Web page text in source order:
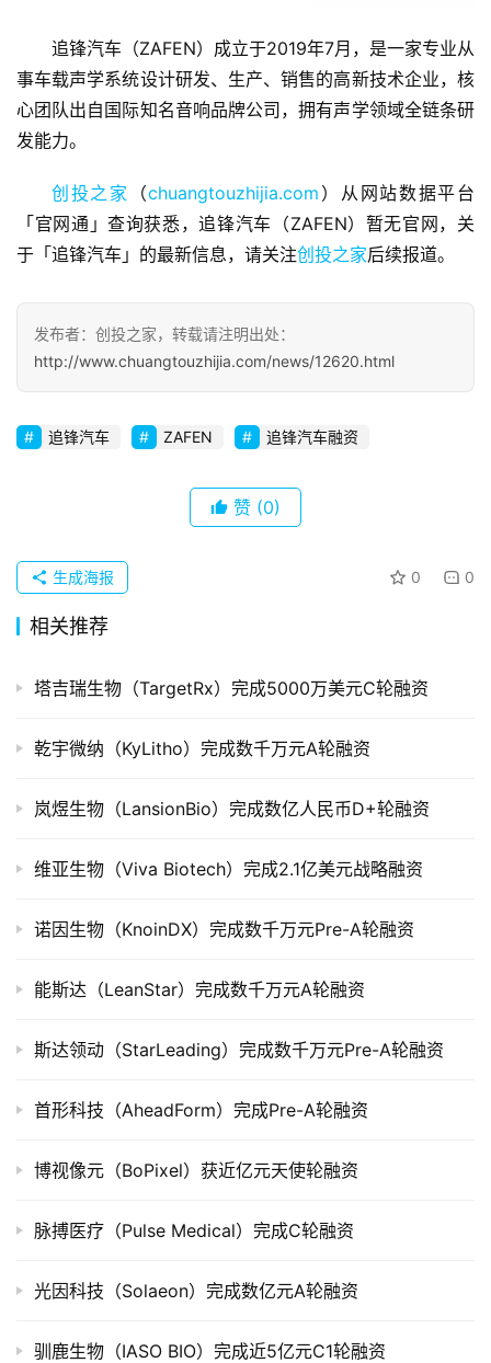
融
资
商
观
察
企
发
购
组
公
市
创
数
业
院
登录
追锋汽车（ZAFEN）成立于2019年7月，是一家专业从
事车载声学系统设计研发、生产、销售的高新技术企业，核
心团队出自国际知名音响品牌公司，拥有声学领域全链条研
发能力。
创投之家 （chuangtouzhijia.com ）从网站数据平台
「官网通」查询获悉，追锋汽车（ZAFEN）暂无官网，关
于「追锋汽车」的最新信息，请关注创投之家后续报道。
发布者：创投之家，转载请注明出处：
http://www.chuangtouzhijia.com/news/12620.html
追锋汽车 ZAFEN 追锋汽车融资
赞 (0)
0 0
生成海报
相关推荐
塔吉瑞生物（TargetRx）完成5000万美元C轮融资
乾宇微纳（KyLitho）完成数千万元A轮融资
岚煜生物（LansionBio）完成数亿人民币D+轮融资
维亚生物（Viva Biotech）完成2.1亿美元战略融资
诺因生物（KnoinDX）完成数千万元Pre-A轮融资
能斯达（LeanStar）完成数千万元A轮融资
斯达领动（StarLeading）完成数千万元Pre-A轮融资
首形科技（AheadForm）完成Pre-A轮融资
博视像元（BoPixel）获近亿元天使轮融资
脉搏医疗（Pulse Medical）完成C轮融资
光因科技（Solaeon）完成数亿元A轮融资
驯鹿生物（IASO BIO）完成近5亿元C1轮融资